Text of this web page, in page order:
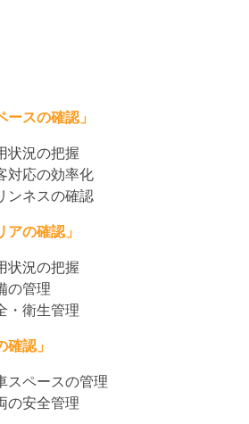
ースの確認」
状況の把握
対応の効率化
ンネスの確認
アの確認」
状況の把握
の管理
・衛生管理
確認」
スペースの管理
の安全管理